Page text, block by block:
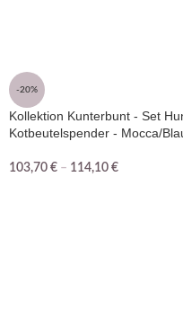
-20%
Kollektion Kunterbunt - Set
Kotbeutelspender - Mocca/
103,70 € – 114,10 €